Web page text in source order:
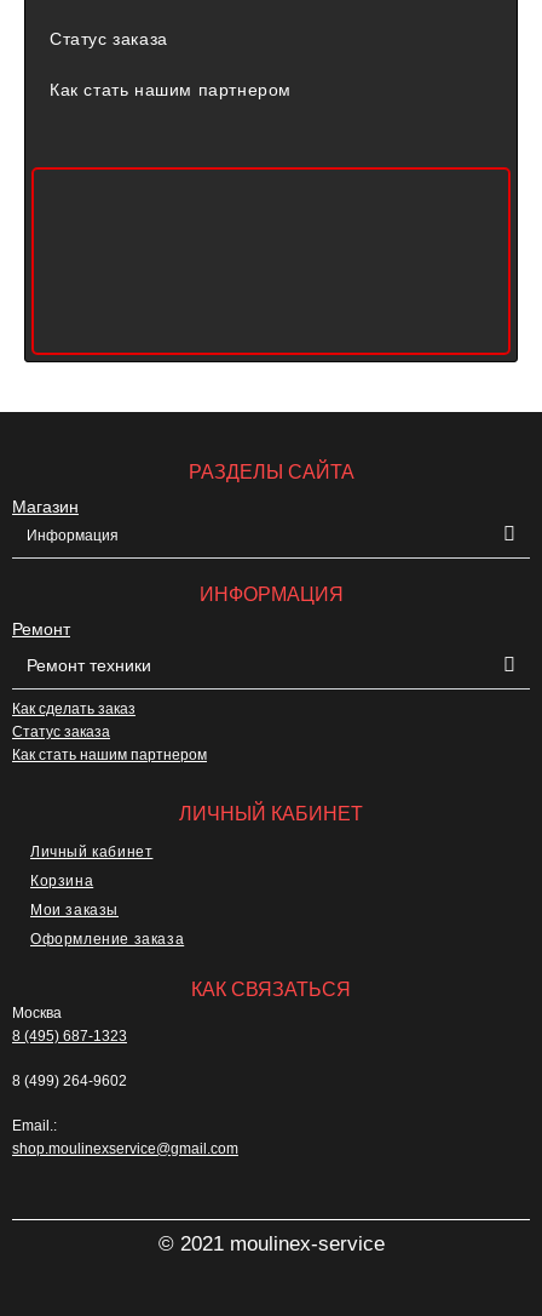
Статус заказа
Как стать нашим партнером
РАЗДЕЛЫ САЙТА
Магазин
Информация
ИНФОРМАЦИЯ
Ремонт
Ремонт техники
Как сделать заказ
Статус заказа
Как стать нашим партнером
ЛИЧНЫЙ КАБИНЕТ
Личный кабинет
Корзина
Мои заказы
Оформление заказа
КАК СВЯЗАТЬСЯ
Москва
8 (495) 687-1323
8 (499) 264-9602
Email.:
shop.moulinexservice@gmail.com
© 2021 moulinex-service